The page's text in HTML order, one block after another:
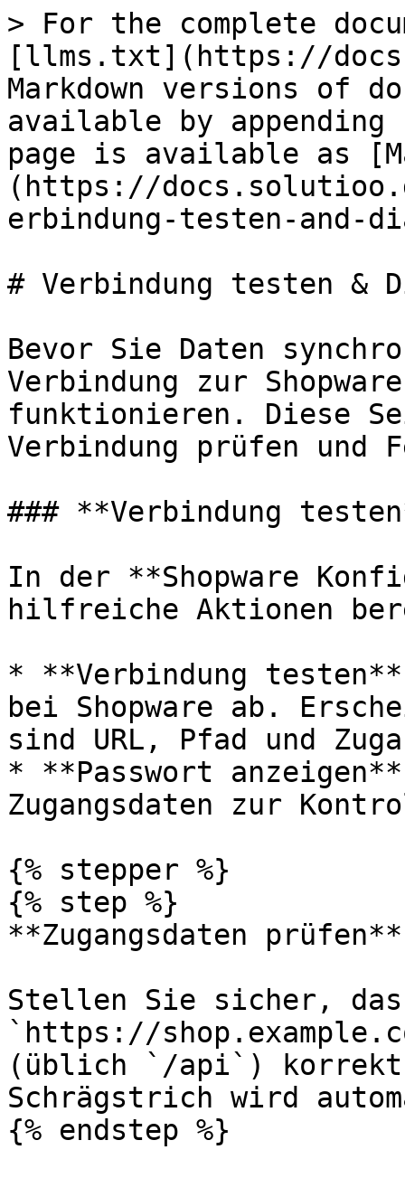
> For the complete
[llms.txt](https://
Markdown versions of
available by
page is available as
(https://
erbindung-testen-and-
# Verbindung testen &
Bevor Sie Daten
Verbindung zur
funktionieren. Diese
Verbindung prüfen und
### **Verbindung
In der **Shopware
hilfreiche Aktionen
* **Verbindung
bei Shopware ab.
sind URL, Pfad und
* **Passwort
Zugangsdaten zur
{% stepper %}
{% step %}
**Zugangsdaten prüfen**
Stellen Sie sicher,
`https://
(üblich `/api`) korrekt
Schrägstrich wird
{% endstep %}